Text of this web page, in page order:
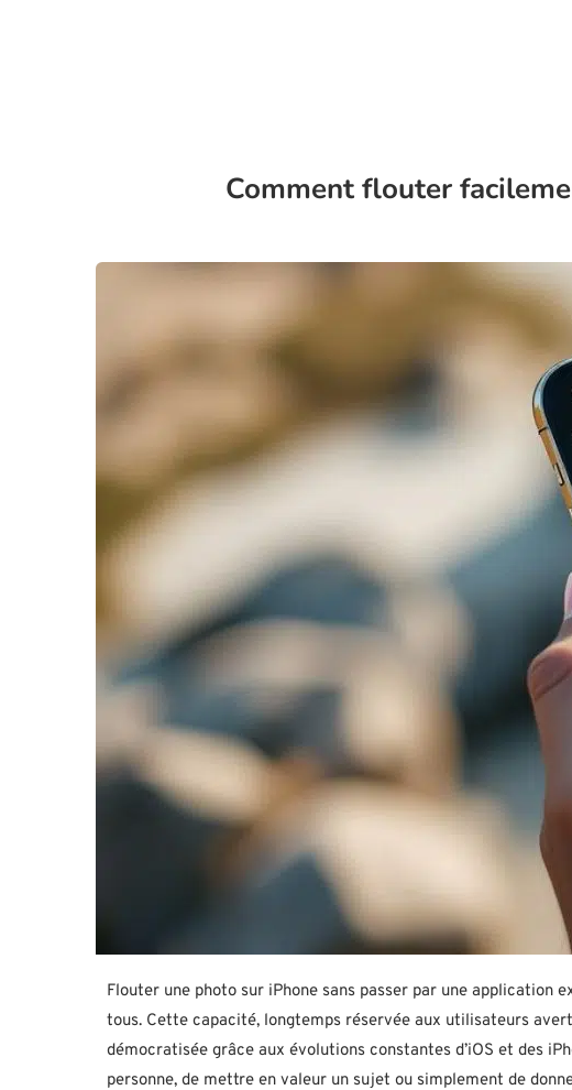
Comment flouter
Flouter une photo sur iPhone sans passer par une application
tous. Cette capacité, longtemps réservée aux utilisateurs
démocratisée grâce aux évolutions constantes d’iOS et des
personne, de mettre en valeur un sujet ou simplement de